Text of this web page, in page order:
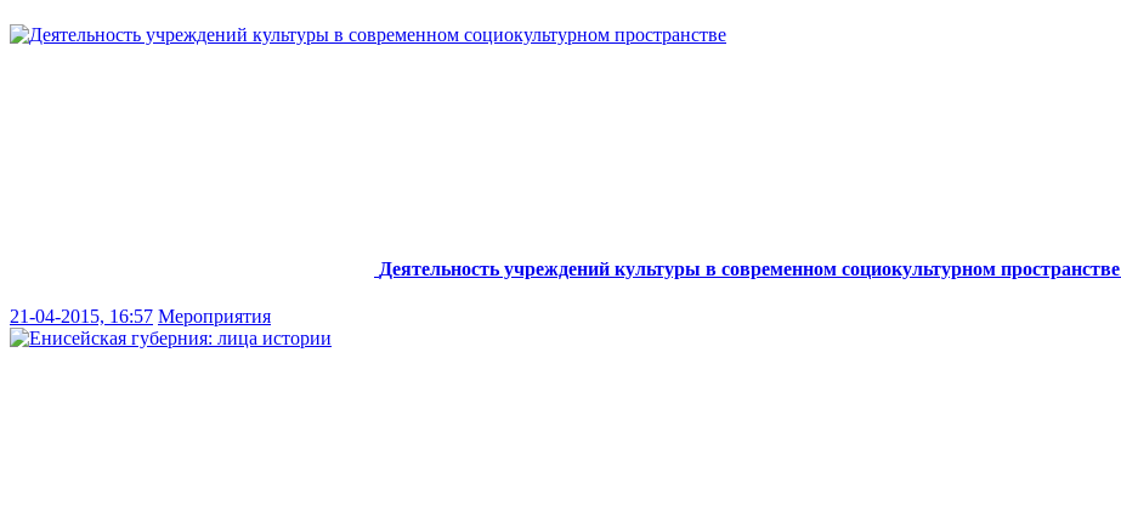
Деятельность учреждений культуры в современном социокультурном пространстве
21-04-2015, 16:57 Мероприятия